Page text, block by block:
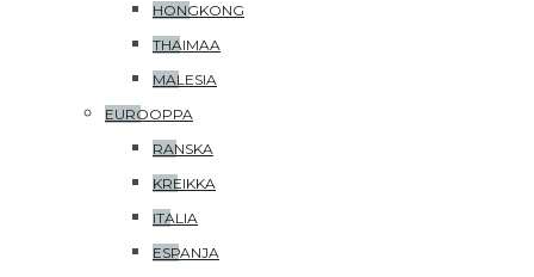
HONGKONG
THAIMAA
MALESIA
EUROOPPA
RANSKA
KREIKKA
ITALIA
ESPANJA